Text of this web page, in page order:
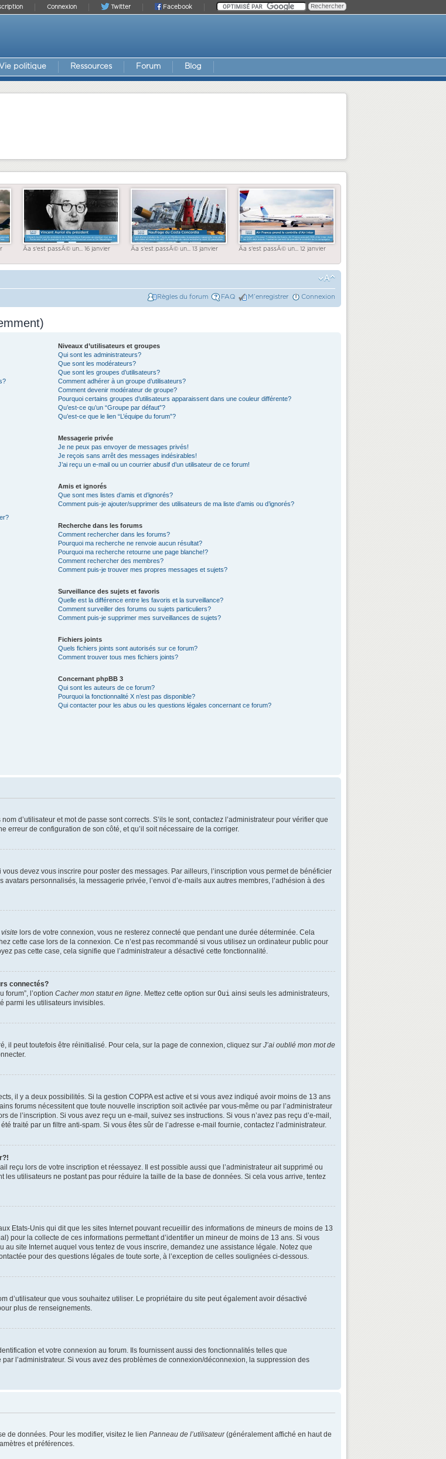
Facebook
Twitter
Connexion
Vie politique Ressources Forum Blog
Ãa s'est passÃ© un... 16 janvier Ãa s'est passÃ© un... 13 janvier Ãa s'est passÃ© un... 12 janvier
Règles du forum FAQ M’enregistrer Connexion
Niveaux d’utilisateurs et groupes
Qui sont les administrateurs?
Que sont les modérateurs?
Que sont les groupes d’utilisateurs?
Comment adhérer à un groupe d’utilisateurs?
Comment devenir modérateur de groupe?
Pourquoi certains groupes d’utilisateurs apparaissent dans une couleur différente?
Qu’est-ce qu’un “Groupe par défaut”?
Qu’est-ce que le lien “L’équipe du forum”?
Messagerie privée
Je ne peux pas envoyer de messages privés!
Je reçois sans arrêt des messages indésirables!
J’ai reçu un e-mail ou un courrier abusif d’un utilisateur de ce forum!
Amis et ignorés
Que sont mes listes d’amis et d’ignorés?
Comment puis-je ajouter/supprimer des utilisateurs de ma liste d’amis ou d’ignorés?
Recherche dans les forums
Comment rechercher dans les forums?
Pourquoi ma recherche ne renvoie aucun résultat?
Pourquoi ma recherche retourne une page blanche!?
Comment rechercher des membres?
Comment puis-je trouver mes propres messages et sujets?
Surveillance des sujets et favoris
Quelle est la différence entre les favoris et la surveillance?
Comment surveiller des forums ou sujets particuliers?
Comment puis-je supprimer mes surveillances de sujets?
Fichiers joints
Quels fichiers joints sont autorisés sur ce forum?
Comment trouver tous mes fichiers joints?
Concernant phpBB 3
Qui sont les auteurs de ce forum?
Pourquoi la fonctionnalité X n’est pas disponible?
Qui contacter pour les abus ou les questions légales concernant ce forum?
d’utilisateur et mot de passe sont corrects. S’ils le sont, contactez l’administrateur pour vérifier que
erreur de configuration de son côté, et qu’il soit nécessaire de la corriger.
devez vous inscrire pour poster des messages. Par ailleurs, l’inscription vous permet de bénéficier
personnalisés, la messagerie privée, l’envoi d’e-mails aux autres membres, l’adhésion à des
lors de votre connexion, vous ne resterez connecté que pendant une durée déterminée. Cela
cette case lors de la connexion. Ce n’est pas recommandé si vous utilisez un ordinateur public pour
pas cette case, cela signifie que l’administrateur a désactivé cette fonctionnalité.
connectés?
forum”, l’option Cacher mon statut en ligne. Mettez cette option sur Oui ainsi seuls les administrateurs,
parmi les utilisateurs invisibles.
il peut toutefois être réinitialisé. Pour cela, sur la page de connexion, cliquez sur J’ai oublié mon mot de
il y a deux possibilités. Si la gestion COPPA est active et si vous avez indiqué avoir moins de 13 ans
forums nécessitent que toute nouvelle inscription soit activée par vous-même ou par l’administrateur
de l’inscription. Si vous avez reçu un e-mail, suivez ses instructions. Si vous n’avez pas reçu d’e-mail,
traité par un filtre anti-spam. Si vous êtes sûr de l’adresse e-mail fournie, contactez l’administrateur.
reçu lors de votre inscription et réessayez. Il est possible aussi que l’administrateur ait supprimé ou
utilisateurs ne postant pas pour réduire la taille de la base de données. Si cela vous arrive, tentez
Etats-Unis qui dit que les sites Internet pouvant recueillir des informations de mineurs de moins de 13
pour la collecte de ces informations permettant d’identifier un mineur de moins de 13 ans. Si vous
au site Internet auquel vous tentez de vous inscrire, demandez une assistance légale. Notez que
pour des questions légales de toute sorte, à l’exception de celles soulignées ci-dessous.
d’utilisateur que vous souhaitez utiliser. Le propriétaire du site peut également avoir désactivé
plus de renseignements.
et votre connexion au forum. Ils fournissent aussi des fonctionnalités telles que
l’administrateur. Si vous avez des problèmes de connexion/déconnexion, la suppression des
de données. Pour les modifier, visitez le lien Panneau de l’utilisateur(généralement affiché en haut de
et préférences.